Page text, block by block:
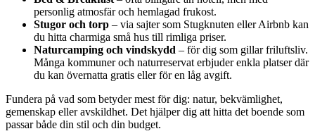
personlig atmosfär och hemlagad frukost.
Stugor och torp – via sajter som Stugknuten eller Airbnb kan
du hitta charmiga små hus till rimliga priser.
Naturcamping och vindskydd – för dig som gillar friluftsliv.
Många kommuner och naturreservat erbjuder enkla platser där
du kan övernatta gratis eller för en låg avgift.
Fundera på vad som betyder mest för dig: natur, bekvämlighet,
gemenskap eller avskildhet. Det hjälper dig att hitta det boende som
passar både din stil och din budget.